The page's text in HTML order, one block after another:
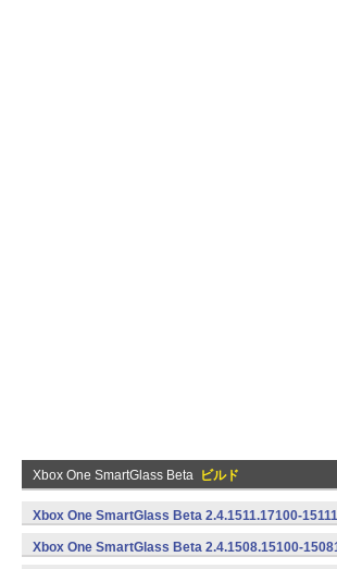
Xbox One SmartGlass Beta ビルド
Xbox One SmartGlass Beta 2.4.1511.17100-
(armeabi,armeabi-v7a) (Android)
Xbox One SmartGlass Beta 2.4.1508.15100-